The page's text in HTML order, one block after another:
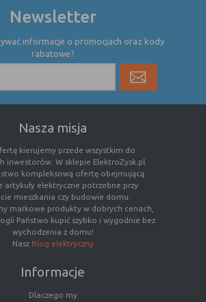
Newsletter
informacje o promocjach oraz kody
rabatowe?
Nasza misja
kierujemy przede wszystkim do
inwestorów. W sklepie ElektroZysk.pl
kompleksową ofertę obejmującą
artykuły elektryczne potrzebne przy
mieszkania czy budowie domu.
markowe produkty w dobrych cenach,
Państwo kupić szybko i wygodnie bez
wychodzenia z domu!
Nasz Blog elektryczny
Informacje
Dlaczego my